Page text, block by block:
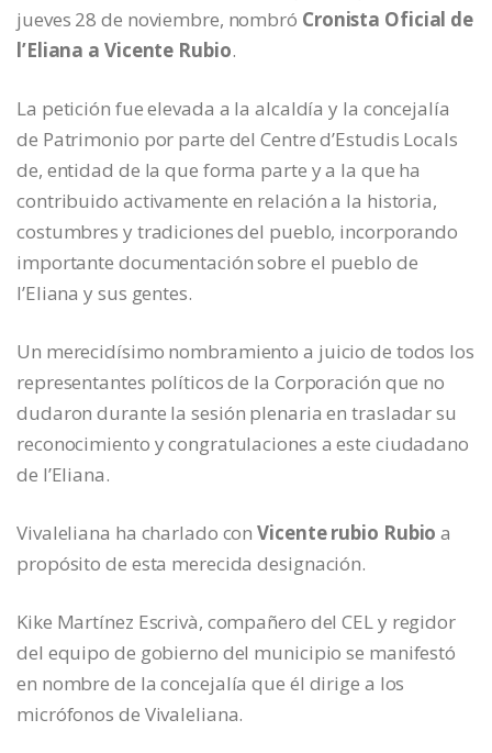
jueves 28 de noviembre, nombró Cronista Oficial de
l’Eliana a Vicente Rubio.
La petición fue elevada a la alcaldía y la concejalía
de Patrimonio por parte del Centre d’Estudis Locals
de, entidad de la que forma parte y a la que ha
contribuido activamente en relación a la historia,
costumbres y tradiciones del pueblo, incorporando
importante documentación sobre el pueblo de
l’Eliana y sus gentes.
Un merecidísimo nombramiento a juicio de todos los
representantes políticos de la Corporación que no
dudaron durante la sesión plenaria en trasladar su
reconocimiento y congratulaciones a este ciudadano
de l’Eliana.
Vivaleliana ha charlado conVicente rubio Rubio a
propósito de esta merecida designación.
Kike Martínez Escrivà, compañero del CEL y regidor
del equipo de gobierno del municipio se manifestó
en nombre de la concejalía que él dirige a los
micrófonos de Vivaleliana.